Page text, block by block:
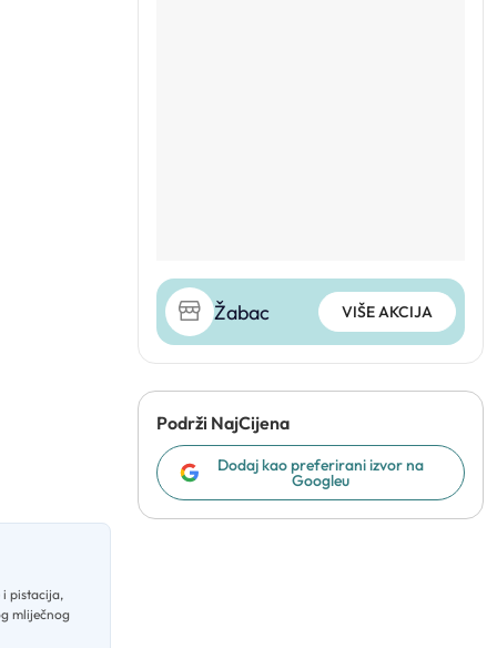
i pistacija,
mliječnog
Žabac VIŠE AKCIJA
Podrži NajCijena
Dodaj kao preferirani izvor na
Googleu